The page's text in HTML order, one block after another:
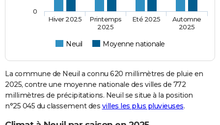
Neuil Moyenne nationale
Hiver 2025
Printemps
2025
Eté 2025
Automne
2025
0
La commune de Neuil a connu 620 millimètres de pluie en
2025, contre une moyenne nationale des villes de 772
millimètres de précipitations. Neuil se situe à la position
n°25 045 du classement des villes les plus pluvieuses.